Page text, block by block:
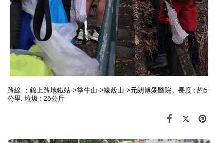
路線 ：錦上路地鐵站->掌牛山->蠔殼山->元朗博愛醫院。長度 : 約5
公里. 垃圾 : 26公斤